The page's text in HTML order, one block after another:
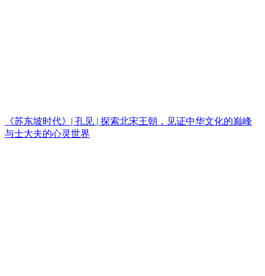
《苏东坡时代》| 孔见 | 探索北宋王朝，见证中华文化的巅峰
与士大夫的心灵世界